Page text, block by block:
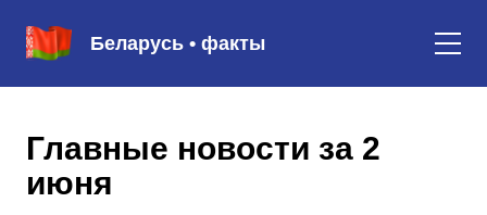
Беларусь • факты
Главные новости за 2
июня